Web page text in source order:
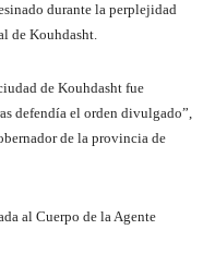
durante la perplejidad
de Kouhdasht.
de Kouhdasht fue
defendía el orden divulgado”,
de la provincia de
al Cuerpo de la Agente